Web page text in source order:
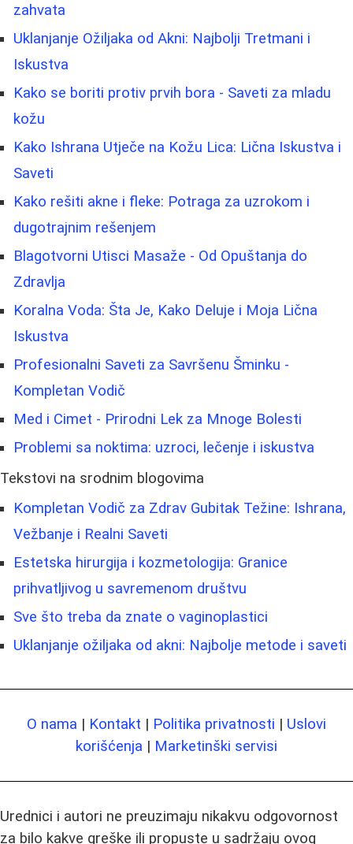
zahvata
Uklanjanje Ožiljaka od Akni: Najbolji Tretmani i
Iskustva
Kako se boriti protiv prvih bora - Saveti za mladu
kožu
Kako Ishrana Utječe na Kožu Lica: Lična Iskustva i
Saveti
Kako rešiti akne i fleke: Potraga za uzrokom i
dugotrajnim rešenjem
Blagotvorni Utisci Masaže - Od Opuštanja do
Zdravlja
Koralna Voda: Šta Je, Kako Deluje i Moja Lična
Iskustva
Profesionalni Saveti za Savršenu Šminku -
Kompletan Vodič
Med i Cimet - Prirodni Lek za Mnoge Bolesti
Problemi sa noktima: uzroci, lečenje i iskustva
Tekstovi na srodnim blogovima
Kompletan Vodič za Zdrav Gubitak Težine: Ishrana,
Vežbanje i Realni Saveti
Estetska hirurgija i kozmetologija: Granice
prihvatljivog u savremenom društvu
Sve što treba da znate o vaginoplastici
Uklanjanje ožiljaka od akni: Najbolje metode i saveti
O nama | Kontakt | Politika privatnosti | Uslovi
korišćenja | Marketinški servisi
Urednici i autori ne preuzimaju nikakvu odgovornost
za bilo kakve greške ili propuste u sadržaju ovog